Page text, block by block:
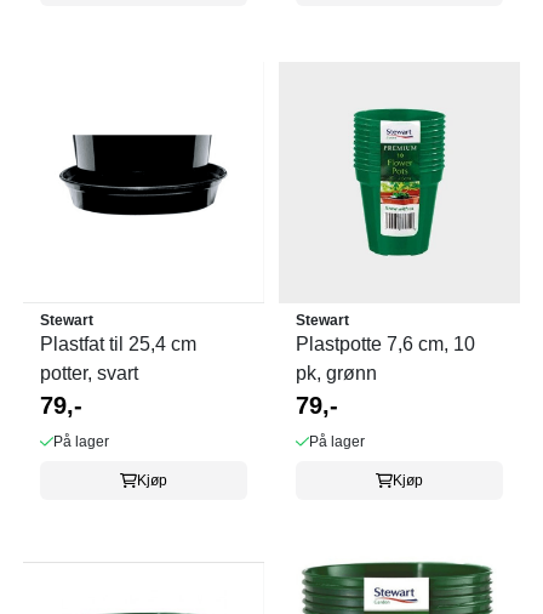
Stewart
Plastfat til 25,4 cm
potter, svart
79,-
På lager
Kjøp
Stewart
Plastpotte 7,6 cm, 10
pk, grønn
79,-
På lager
Kjøp